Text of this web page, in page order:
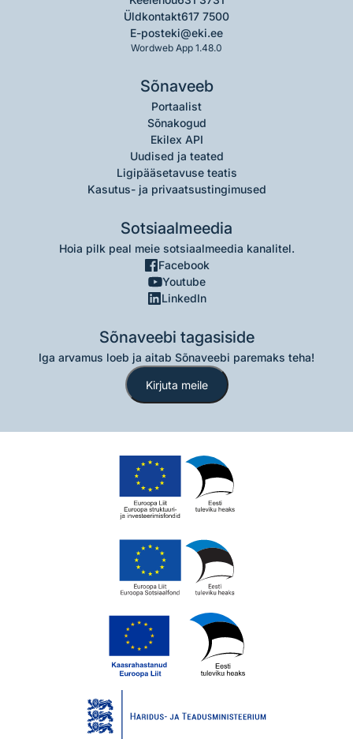
Üldkontakt617 7500
E-posteki@eki.ee
Wordweb App 1.48.0
Sõnaveeb
Portaalist
Sõnakogud
Ekilex API
Uudised ja teated
Ligipääsetavuse teatis
Kasutus- ja privaatsustingimused
Sotsiaalmeedia
Hoia pilk peal meie sotsiaalmeedia kanalitel.
Facebook
Youtube
LinkedIn
Sõnaveebi tagasiside
Iga arvamus loeb ja aitab Sõnaveebi paremaks teha!
Kirjuta meile